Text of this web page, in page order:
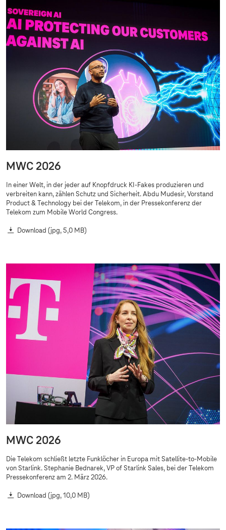
MWC 2026
In einer Welt, in der jeder auf Knopfdruck KI-Fakes produzieren und
verbreiten kann, zählen Schutz und Sicherheit. Abdu Mudesir, Vorstand
Product & Technology bei der Telekom, in der Pressekonferenz der
Telekom zum Mobile World Congress.
Download (jpg, 5,0 MB)
MWC 2026
Die Telekom schließt letzte Funklöcher in Europa mit Satellite-to-Mobile
von Starlink. Stephanie Bednarek, VP of Starlink Sales, bei der Telekom
Pressekonferenz am 2. März 2026.
Download (jpg, 10,0 MB)